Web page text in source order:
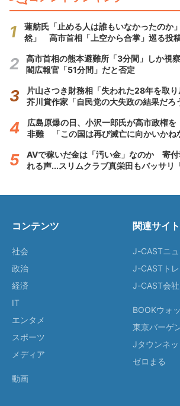
蓮舫氏「止める人は誰もいなかったのか
然」 高市首相「上空から合掌」巡る投
高市首相の熊本避難所「3分間」しか視
閣広報官「51分間」だと否定
片山さつき財務相「失われた28年を取
芥川賞作家「自民党の大失政の結果だろ
広島原爆の日、小沢一郎氏が高市政権を
非難 「この国は再び滅亡に向かいかね
AVで稼いだ金は「汚い金」なのか 寄付
れる声...スリムクラブ真栄田もバッサリ
コンテンツ
社会
政治
経済
IT
エンタメ
スポーツ
メディア
動画
関連サイト
J-CASTニ
J-CASTト
J-CAST会
BOOKウォ
東京バーゲ
Jタウンネッ
ゼロまる